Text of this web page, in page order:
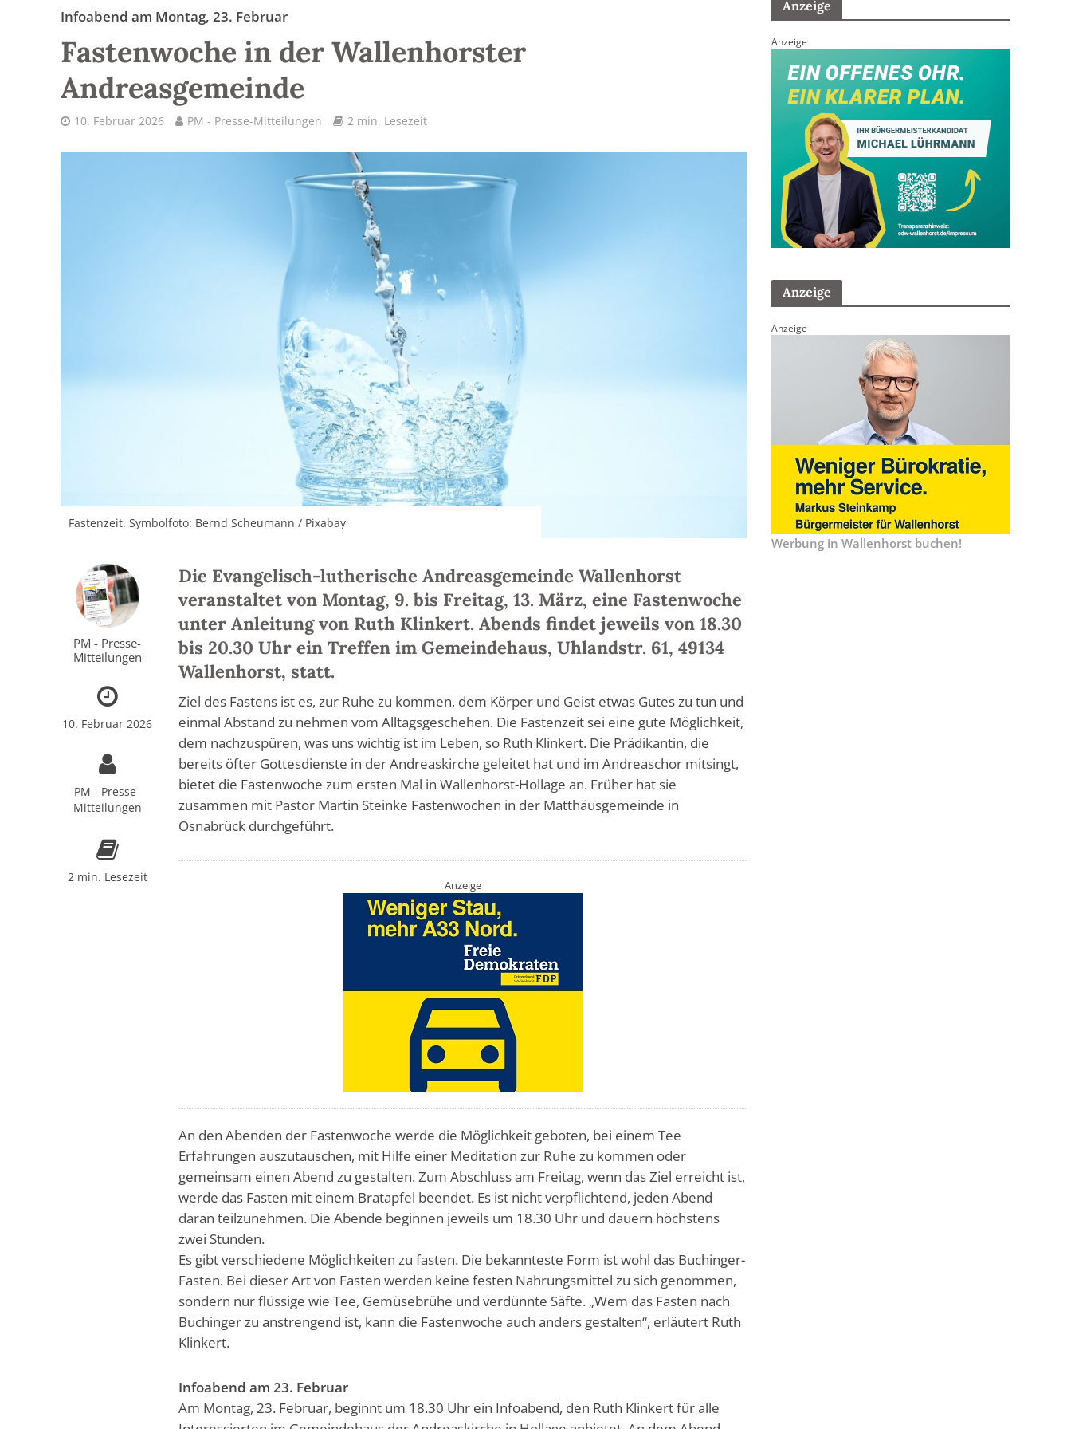
Infoabend am Montag, 23. Februar
Fastenwoche in der Wallenhorster
Andreasgemeinde
10. Februar 2026 PM - Presse-Mitteilungen 2 min. Lesezeit
Fastenzeit. Symbolfoto: Bernd Scheumann / Pixabay
PM - Presse-
Mitteilungen
10. Februar 2026
PM - Presse-
Mitteilungen
2 min. Lesezeit
Die Evangelisch-lutherische Andreasgemeinde Wallenhorst
veranstaltet von Montag, 9. bis Freitag, 13. März, eine Fastenwoche
unter Anleitung von Ruth Klinkert. Abends findet jeweils von 18.30
bis 20.30 Uhr ein Treffen im Gemeindehaus, Uhlandstr. 61, 49134
Wallenhorst, statt.
Ziel des Fastens ist es, zur Ruhe zu kommen, dem Körper und Geist etwas Gutes zu tun und
einmal Abstand zu nehmen vom Alltagsgeschehen. Die Fastenzeit sei eine gute Möglichkeit,
dem nachzuspüren, was uns wichtig ist im Leben, so Ruth Klinkert. Die Prädikantin, die
bereits öfter Gottesdienste in der Andreaskirche geleitet hat und im Andreaschor mitsingt,
bietet die Fastenwoche zum ersten Mal in Wallenhorst-Hollage an. Früher hat sie
zusammen mit Pastor Martin Steinke Fastenwochen in der Matthäusgemeinde in
Osnabrück durchgeführt.
Anzeige
An den Abenden der Fastenwoche werde die Möglichkeit geboten, bei einem Tee
Erfahrungen auszutauschen, mit Hilfe einer Meditation zur Ruhe zu kommen oder
gemeinsam einen Abend zu gestalten. Zum Abschluss am Freitag, wenn das Ziel erreicht ist,
werde das Fasten mit einem Bratapfel beendet. Es ist nicht verpflichtend, jeden Abend
daran teilzunehmen. Die Abende beginnen jeweils um 18.30 Uhr und dauern höchstens
zwei Stunden.
Es gibt verschiedene Möglichkeiten zu fasten. Die bekannteste Form ist wohl das Buchinger-
Fasten. Bei dieser Art von Fasten werden keine festen Nahrungsmittel zu sich genommen,
sondern nur flüssige wie Tee, Gemüsebrühe und verdünnte Säfte. „Wem das Fasten nach
Buchinger zu anstrengend ist, kann die Fastenwoche auch anders gestalten“, erläutert Ruth
Klinkert.
Infoabend am 23. Februar
Am Montag, 23. Februar, beginnt um 18.30 Uhr ein Infoabend, den Ruth Klinkert für alle
Anzeige
Anzeige
Anzeige
Anzeige
Werbung in Wallenhorst buchen!